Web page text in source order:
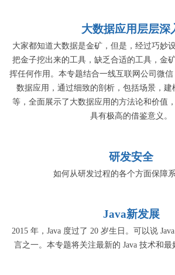
大数据应用层层深
大家都知道大数据是金矿，但是，经过巧妙
把金子挖出来的工具，缺乏合适的工具，金
挥任何作用。本专题结合一线互联网公司微
数据应用，通过细致的剖析，包括场景，建
等，全面展示了大数据应用的方法论和价值
具有极高的借鉴意义。
研发安全
如何从研发过程的各个方面保障
Java新发展
2015 年，Java 度过了 20 岁生日。可以说
言之一。本专题将关注最新的 Java 技术和最